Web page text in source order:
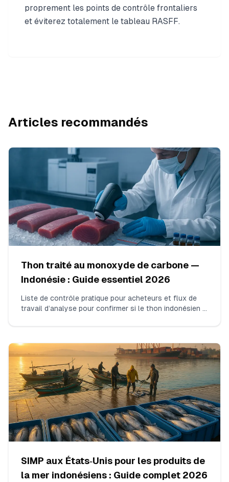
proprement les points de contrôle frontaliers
et éviterez totalement le tableau RASFF.
Articles recommandés
Thon traité au monoxyde de carbone —
Indonésie : Guide essentiel 2026
Liste de contrôle pratique pour acheteurs et flux de
travail d’analyse pour confirmer si le thon indonésien a
rapides d’obtenir des résultats de laboratoire fiables.
SIMP aux États‑Unis pour les produits de
la mer indonésiens : Guide complet 2026